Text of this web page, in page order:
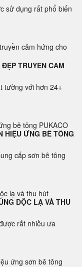
sử dụng rất phổ biến
TRUYỀN CẢM
tường với hơn 24+
HIỆU ỨNG BÊ TÔNG
cấp sơn bê tông
ĐỘC LẠ VÀ THU
rất nhiều ưa